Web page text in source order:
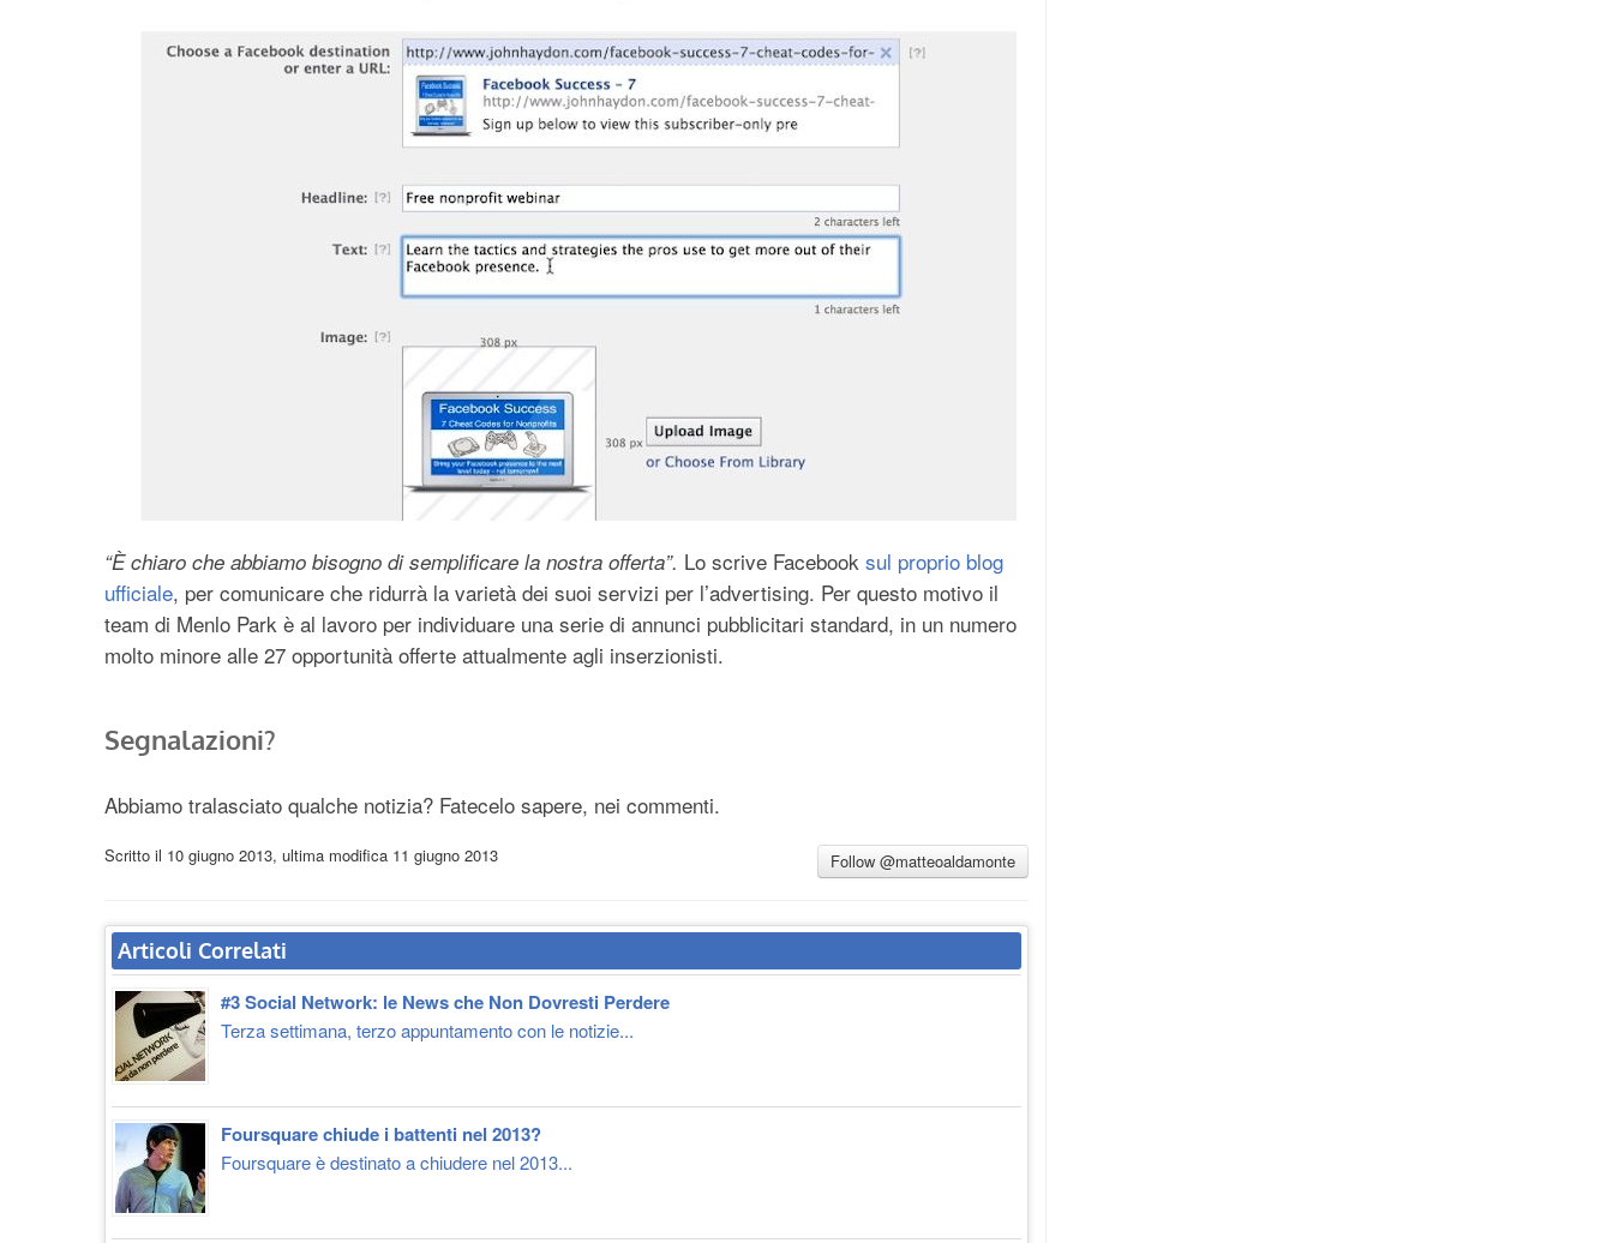
“È chiaro che abbiamo bisogno di semplificare la nostra offerta”. Lo scrive Facebook sul proprio blog
ufficiale, per comunicare che ridurrà la varietà dei suoi servizi per l’advertising. Per questo motivo il
team di Menlo Park è al lavoro per individuare una serie di annunci pubblicitari standard, in un numero
molto minore alle 27 opportunità offerte attualmente agli inserzionisti.
Segnalazioni?
Abbiamo tralasciato qualche notizia? Fatecelo sapere, nei commenti.
Scritto il 10 giugno 2013, ultima modifica 11 giugno 2013 Follow @matteoaldamonte
Articoli Correlati
#3 Social Network: le News che Non Dovresti Perdere
Terza settimana, terzo appuntamento con le notizie...
Foursquare chiude i battenti nel 2013?
Foursquare è destinato a chiudere nel 2013...